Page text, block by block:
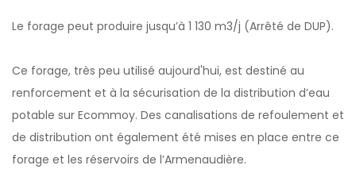
Le forage peut produire jusqu’à 1 130 m3/j (Arrêté de DUP).
Ce forage, très peu utilisé aujourd'hui, est destiné au
renforcement et à la sécurisation de la distribution d’eau
potable sur Ecommoy. Des canalisations de refoulement et
de distribution ont également été mises en place entre ce
forage et les réservoirs de l’Armenaudière.